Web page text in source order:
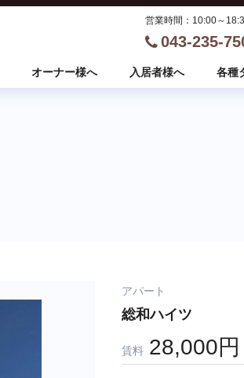
営業時間：10:00～
043-235-
オーナー様へ 入居者様へ 各種
アパート
総和ハイツ
賃料 28,000円